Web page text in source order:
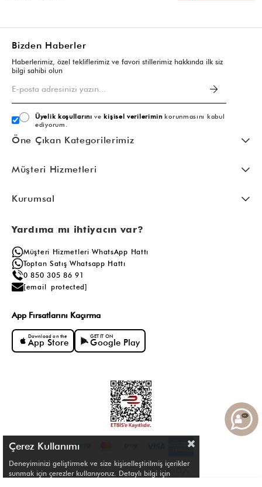
Bizden Haberler
Haberlerimiz, özel tekliflerimiz ve favori stillerimiz hakkında ilk siz
bilgi sahibi olun
Üyelik koşullarını vekişisel verileriminkorunmasını kabul
ediyorum.
Öne Çıkan Kategorilerimiz
Müşteri Hizmetleri
Kurumsal
Yardıma mı ihtiyacın var?
Müşteri Hizmetleri WhatsApp Hattı
Toptan Satış Whatsapp Hattı
0 850 305 86 91
[email protected]
App Fırsatlarını Kaçırma
Download on the
App Store
GET IT ON
Google Play
Çerez Kullanımı
Deneyiminizi geliştirmek ve size kişiselleştirilmiş içerikler
sunmak için çerezler kullanıyoruz. Detaylı bilgi için
Hemen Çevir, İndirimi Kap!
Telefon
'nı okudum. Kampanya ve yenilikler ile ilgili
bilgilendirme almayı kabul ediyorum.
Gönder ve Çevir